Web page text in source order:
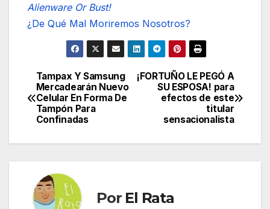
Alienware Or Bust!
¿De Qué Mal Moriremos Nosotros?
Navegación
de
¡FORTUÑO LE PEGÓ A
SU ESPOSA! para
efectos de este
titular
sensacionalista
Tampax Y Samsung
Mercadearán Nuevo
Celular En Forma De
Tampón Para
Confinadas
Por El Rata